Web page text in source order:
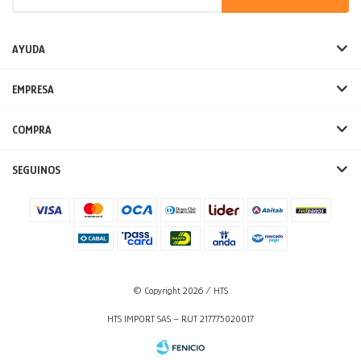
AYUDA
EMPRESA
COMPRA
SEGUINOS
© Copyright 2026 / HTS
HTS IMPORT SAS – RUT 217775020017